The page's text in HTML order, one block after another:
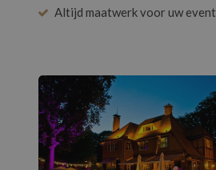
Altijd maatwerk voor uw event